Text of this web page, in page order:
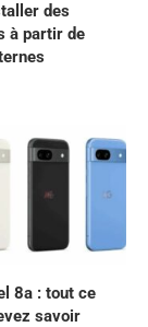
des
à partir de
8a : tout ce
savoir